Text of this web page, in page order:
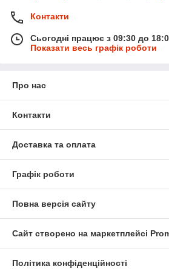
Контакти
Сьогодні працює з 09:30 до
Показати весь графік роботи
Про нас
Контакти
Доставка та оплата
Графік роботи
Повна версія сайту
Сайт створено на маркетплейсі
Політика конфіденційності